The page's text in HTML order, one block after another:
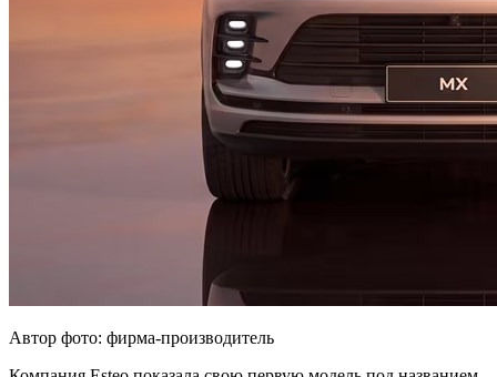
Автор фото: фирма-производитель